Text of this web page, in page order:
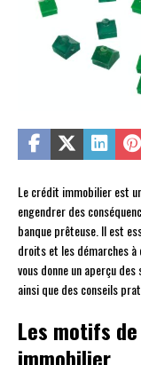
Le crédit immobilier est
engendrer des
banque prêteuse. Il est
droits et les démarches
vous donne un aperçu
ainsi que des conseils
Les motifs
immobilier